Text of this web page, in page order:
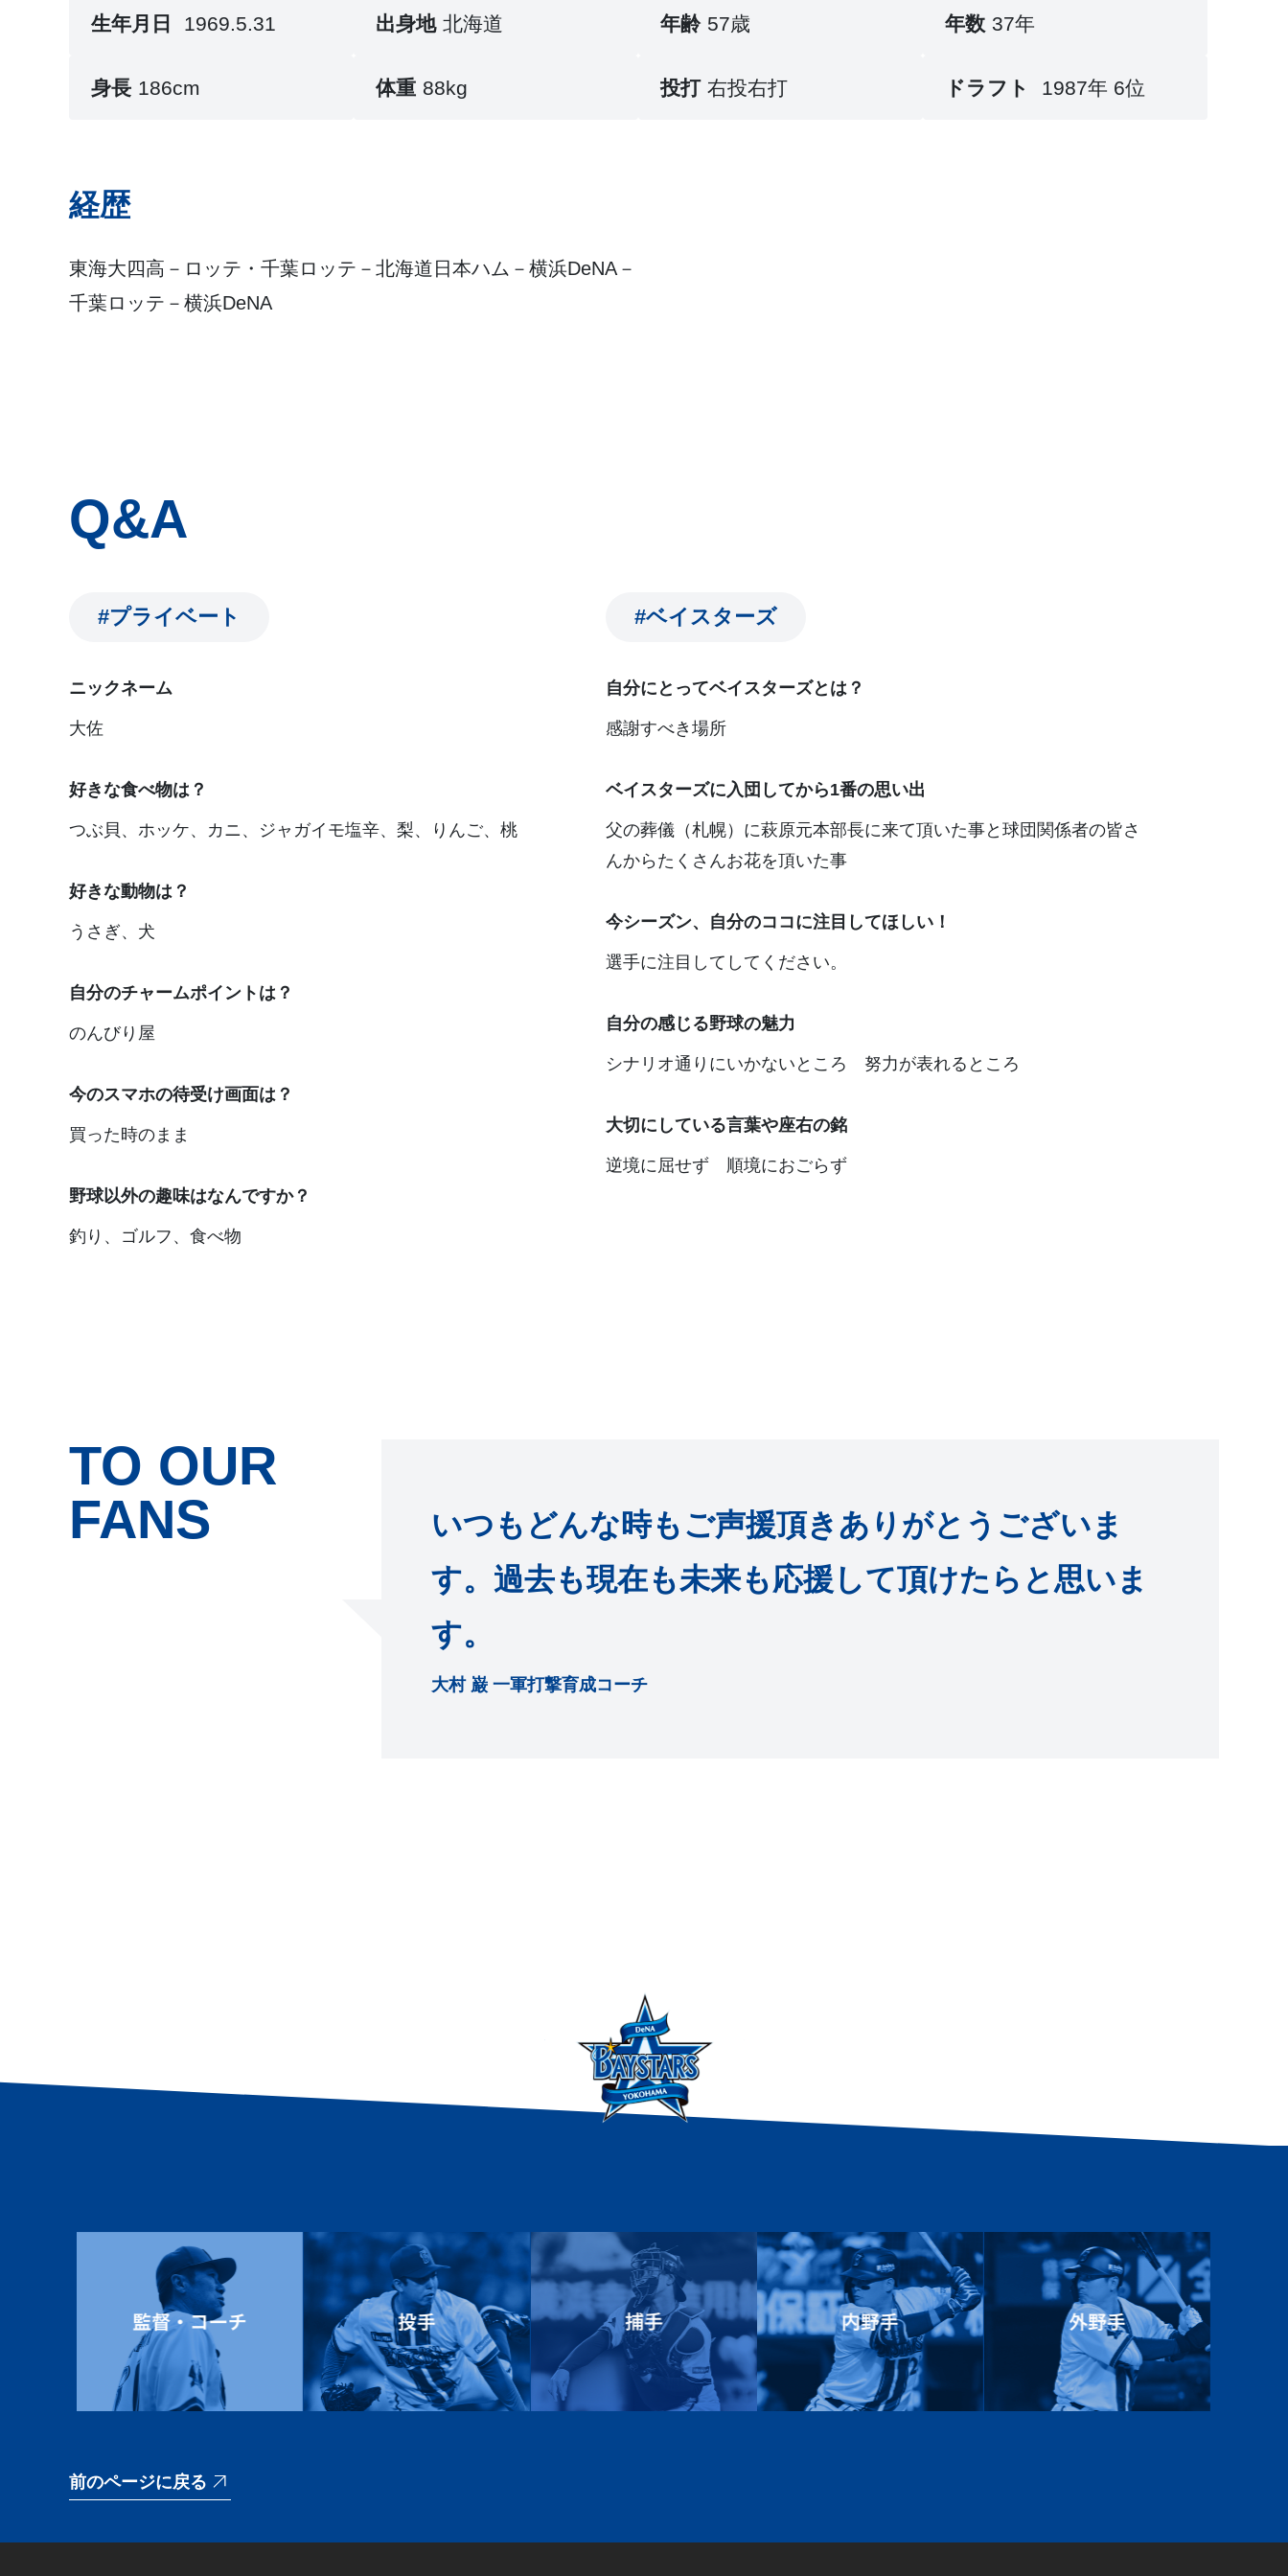
生年月日 1969.5.31 出身地 北海道 年齢 57歳 年数 37年
身長 186cm 体重 88kg 投打 右投右打 ドラフト 1987年 6位
経歴
東海大四高－ロッテ・千葉ロッテ－北海道日本ハム－横浜DeNA－
千葉ロッテ－横浜DeNA
Q&A
#プライベート
ニックネーム
大佐
好きな食べ物は？
つぶ貝、ホッケ、カニ、ジャガイモ塩辛、梨、りんご、桃
好きな動物は？
うさぎ、犬
自分のチャームポイントは？
のんびり屋
今のスマホの待受け画面は？
買った時のまま
野球以外の趣味はなんですか？
釣り、ゴルフ、食べ物
#ベイスターズ
自分にとってベイスターズとは？
感謝すべき場所
ベイスターズに入団してから1番の思い出
父の葬儀（札幌）に萩原元本部長に来て頂いた事と球団関係者の皆さ
んからたくさんお花を頂いた事
今シーズン、自分のココに注目してほしい！
選手に注目してしてください。
自分の感じる野球の魅力
シナリオ通りにいかないところ 努力が表れるところ
大切にしている言葉や座右の銘
逆境に屈せず 順境におごらず
TO OUR
FANS
いつもどんな時もご声援頂きありがとうございま
す。過去も現在も未来も応援して頂けたらと思いま
す。
大村 巌 一軍打撃育成コーチ
前のページに戻る